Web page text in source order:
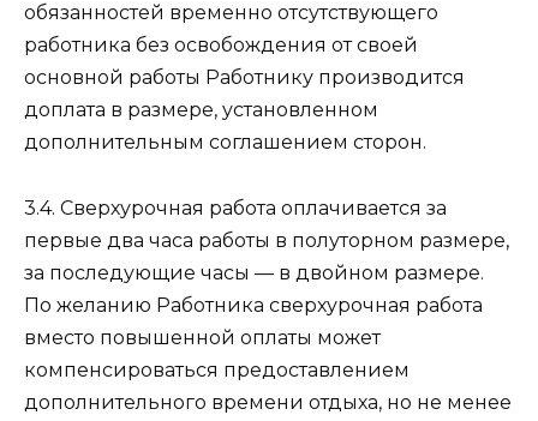
обязанностей временно отсутствующего
работника без освобождения от своей
основной работы Работнику производится
доплата в размере, установленном
дополнительным соглашением сторон.
3.4. Сверхурочная работа оплачивается за
первые два часа работы в полуторном размере,
за последующие часы — в двойном размере.
По желанию Работника сверхурочная работа
вместо повышенной оплаты может
компенсироваться предоставлением
дополнительного времени отдыха, но не менее